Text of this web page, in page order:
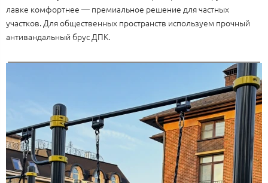
лавке комфортнее — премиальное решение для частных
участков. Для общественных пространств используем прочный
антивандальный брус ДПК.